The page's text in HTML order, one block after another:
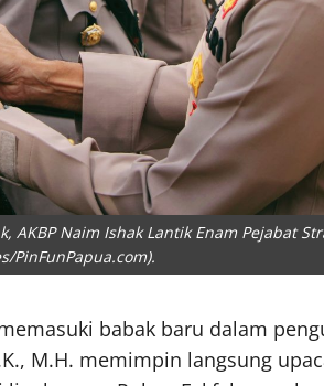
Naim Ishak Lantik Enam Pejabat
PinFunPapua.com).
babak baru dalam
M.H. memimpin langsung